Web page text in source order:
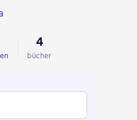
4
bücher